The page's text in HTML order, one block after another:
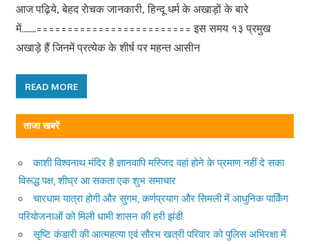
आज पढ़िये, बेहद राेचक जानकारी, हिन्दू धर्म के अखाड़ाें के बारे
में…….========================= इस समय १३ प्रमुख
अखाड़े हैं जिनमें प्रत्येक के शीर्ष पर महन्त आसीन
READ MORE
ताजा खबरें
काशी विश्वनाथ मंदिर है ज्ञानवापि मस्जिद वहां होने के प्रमाण नहीं दे सका
विरूद्ध पक्ष, शीघ्र आ सकता एक शुभ समाचार
चारधाम यात्रा होगी और सुगम, कर्णप्रयाग और सिमली में आधुनिक पार्किंग
परियोजनाओं को मिली धामी शासन की हरी झंडी
सृष्टि कंडारी की आत्महत्या एवं सौरभ खत्री परिवार को पुलिस अभिरक्षा में